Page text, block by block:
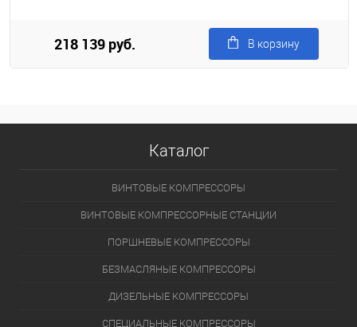
218 139 руб. В корзину
Каталог
ВИНТОВЫЕ КОМПРЕССОРЫ
ВИНТОВЫЕ КОМПРЕССОРНЫЕ СТАНЦИИ
ПОРШНЕВЫЕ КОМПРЕССОРЫ
БЕЗМАСЛЯНЫЕ КОМПРЕССОРЫ
ДИЗЕЛЬНЫЕ КОМПРЕССОРЫ
СПЕЦИАЛЬНЫЕ КОМПРЕССОРЫ